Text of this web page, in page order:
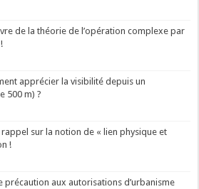
de la théorie de l’opération complexe par
apprécier la visibilité depuis un
500 m) ?
sur la notion de « lien physique et
!
aux autorisations d’urbanisme